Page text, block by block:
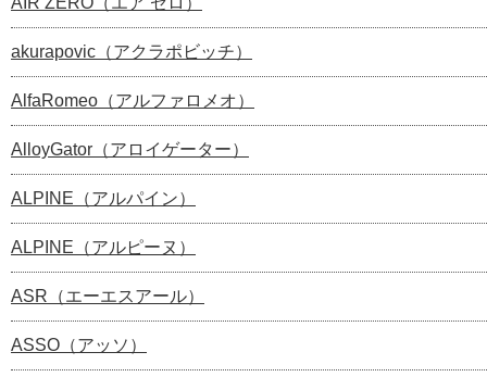
akurapovic（アクラポビッチ）
AlfaRomeo（アルファロメオ）
AlloyGator（アロイゲーター）
ALPINE（アルパイン）
ALPINE（アルピーヌ）
ASR（エーエスアール）
ASSO（アッソ）